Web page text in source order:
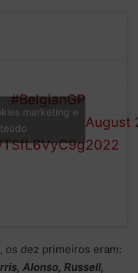
#BelgianGP
August
2022
marketing e
os dez primeiros eram:
Alonso, Russell,